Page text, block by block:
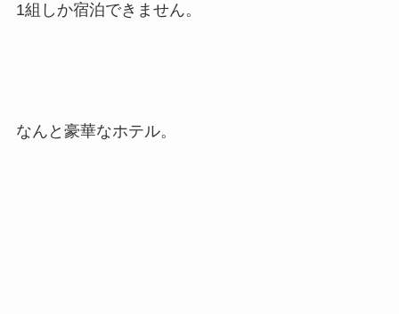
1組しか宿泊できません。
なんと豪華なホテル。